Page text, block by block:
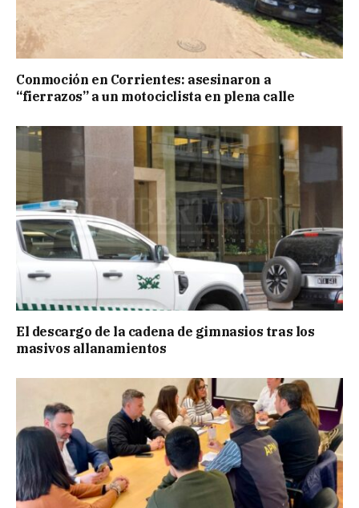
Conmoción en Corrientes: asesinaron a
“fierrazos” a un motociclista en plena calle
El descargo de la cadena de gimnasios tras los
masivos allanamientos